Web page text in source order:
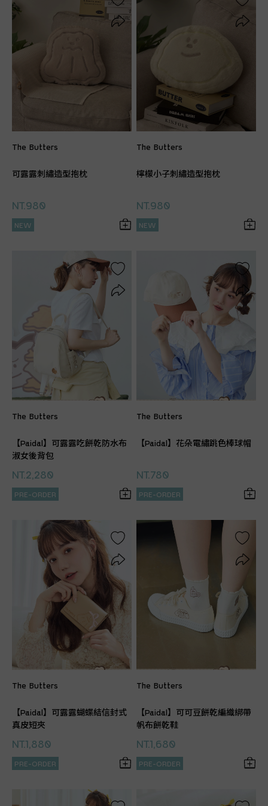
The Butters
可露露刺繡造型抱枕
NT.980
NEW
The Butters
檸檬小子刺繡造型抱枕
NT.980
NEW
The Butters
【Paidal】可露露吃餅乾防水布
淑女後背包
NT.2,280
PRE-ORDER
The Butters
【Paidal】花朵電繡跳色棒球帽
NT.780
PRE-ORDER
The Butters
【Paidal】可露露蝴蝶結信封式
真皮短夾
NT.1,880
PRE-ORDER
The Butters
【Paidal】可可豆餅乾編織綁帶
帆布餅乾鞋
NT.1,680
PRE-ORDER